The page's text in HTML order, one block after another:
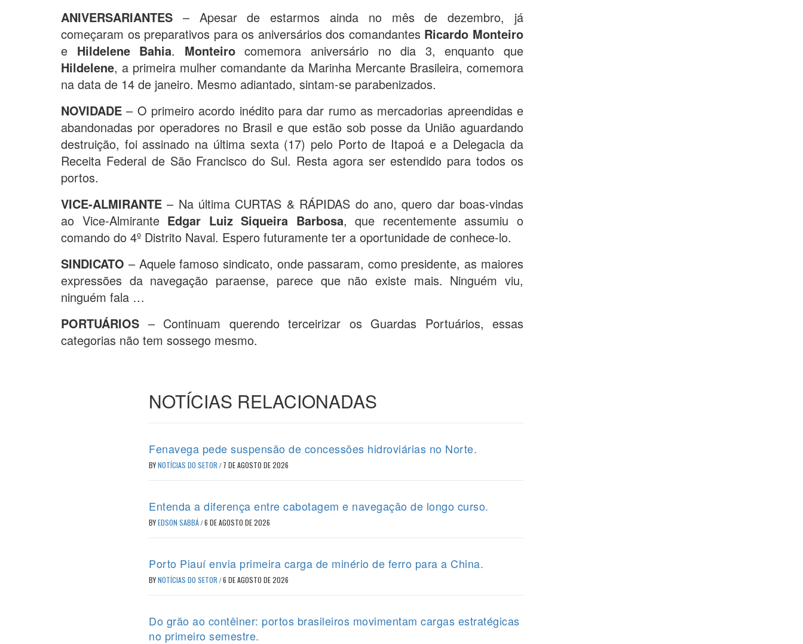
ANIVERSARIANTES – Apesar de estarmos ainda no mês de dezembro, já
começaram os preparativos para os aniversários dos comandantes Ricardo Monteiro
e Hildelene Bahia. Monteirocomemora aniversário no dia 3, enquanto que
Hildelene, a primeira mulher comandante da Marinha Mercante Brasileira, comemora
na data de 14 de janeiro. Mesmo adiantado, sintam-se parabenizados.
NOVIDADE– O primeiro acordo inédito para dar rumo as mercadorias apreendidas e
abandonadas por operadores no Brasil e que estão sob posse da União aguardando
destruição, foi assinado na última sexta (17) pelo Porto de Itapoá e a Delegacia da
Receita Federal de São Francisco do Sul. Resta agora ser estendido para todos os
portos.
VICE-ALMIRANTE – Na última CURTAS & RÁPIDAS do ano, quero dar boas-vindas
ao Vice-Almirante Edgar Luiz Siqueira Barbosa, que recentemente assumiu o
comando do 4º Distrito Naval. Espero futuramente ter a oportunidade de conhece-lo.
SINDICATO – Aquele famoso sindicato, onde passaram, como presidente, as maiores
expressões da navegação paraense, parece que não existe mais. Ninguém viu,
ninguém fala …
PORTUÁRIOS – Continuam querendo terceirizar os Guardas Portuários, essas
categorias não tem sossego mesmo.
NOTÍCIAS RELACIONADAS
Fenavega pede suspensão de concessões hidroviárias no Norte.
BYNOTÍCIAS DO SETOR / 7 DE AGOSTO DE 2026
Entenda a diferença entre cabotagem e navegação de longo curso.
BYEDSON SABBÁ/6 DE AGOSTO DE 2026
Porto Piauí envia primeira carga de minério de ferro para a China.
BYNOTÍCIAS DO SETOR /6 DE AGOSTO DE 2026
Do grão ao contêiner: portos brasileiros movimentam cargas estratégicas
no primeiro semestre.